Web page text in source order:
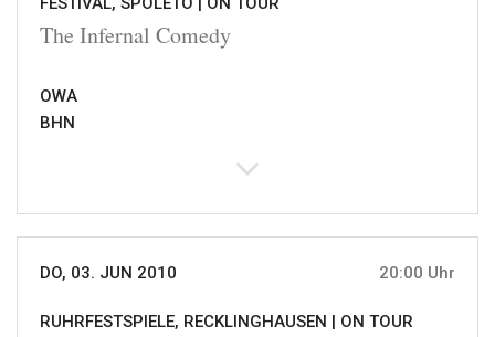
The Infernal Comedy
OWA
BHN
DO, 03. JUN 2010 20:00 Uhr
RUHRFESTSPIELE, RECKLINGHAUSEN | ON TOUR